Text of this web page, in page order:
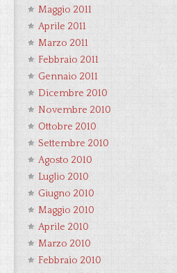
Maggio 2011
Aprile 2011
Marzo 2011
Febbraio 2011
Gennaio 2011
Dicembre 2010
Novembre 2010
Ottobre 2010
Settembre 2010
Agosto 2010
Luglio 2010
Giugno 2010
Maggio 2010
Aprile 2010
Marzo 2010
Febbraio 2010